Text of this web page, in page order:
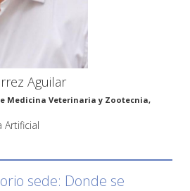
Aguilar
Medicina Veterinaria y Zootecnia,
Artificial
sede: Donde se